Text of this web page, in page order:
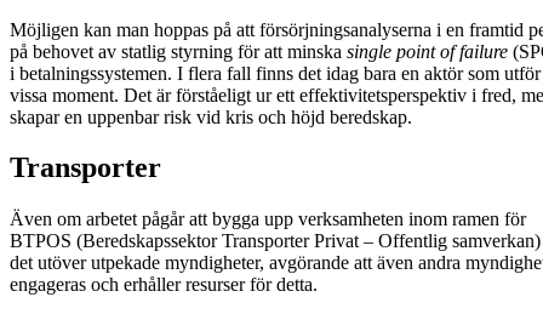
Möjligen kan man hoppas på att försörjningsanalyserna i en framtid
på behovet av statlig styrning för att minska single point of failure
i betalningssystemen. I flera fall finns det idag bara en aktör som utför
vissa moment. Det är förståeligt ur ett effektivitetsperspektiv i fred,
skapar en uppenbar risk vid kris och höjd beredskap.
Transporter
Även om arbetet pågår att bygga upp verksamheten inom ramen för
BTPOS (Beredskapssektor Transporter Privat – Offentlig samverkan)
det utöver utpekade myndigheter, avgörande att även andra
engageras och erhåller resurser för detta.